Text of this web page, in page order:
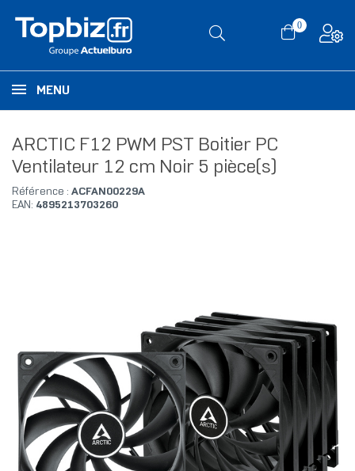
0
MENU
ARCTIC F12 PWM PST Boitier PC
Ventilateur 12 cm Noir 5 pièce(s)
Référence : ACFAN00229A
EAN: 4895213703260